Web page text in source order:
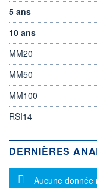
5 ans
10 ans
MM20
MM50
MM100
RSI14
DERNIÈRES
Message
Aucune donnée